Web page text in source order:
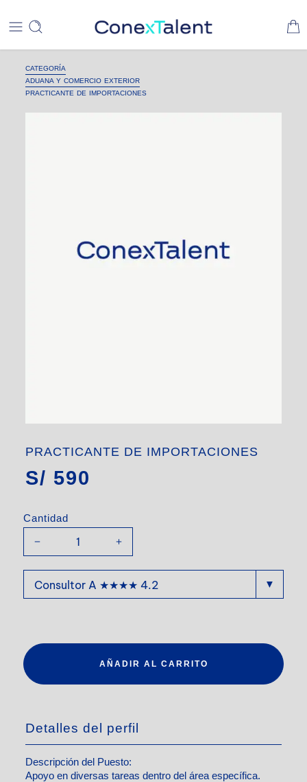
CATEGORÍA
ADUANA Y COMERCIO EXTERIOR
PRACTICANTE DE IMPORTACIONES
PRACTICANTE DE IMPORTACIONES
S/ 590
Cantidad
AÑADIR AL CARRITO
Detalles del perfil
Descripción del Puesto:
Apoyo en diversas tareas dentro del área específica.